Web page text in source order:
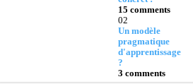
15 comments
02
Un modèle
pragmatique
d'apprentissage
?
3 comments